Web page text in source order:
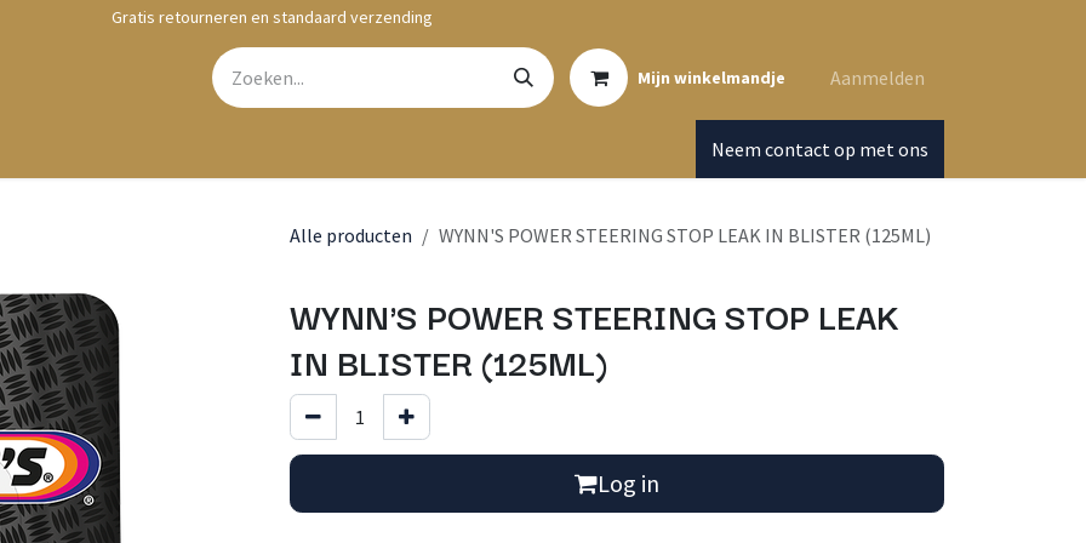
Gratis retourneren en standaard verzending
Mijn winkelmandje Aanmelden
Neem contact op met ons
Alle producten WYNN'S POWER STEERING STOP LEAK IN BLISTER (125ML)
WYNN'S POWER STEERING STOP LEAK
IN BLISTER (125ML)
Log in